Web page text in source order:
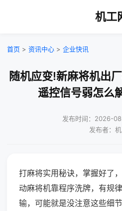
机工
首页 > 资讯中心 > 企业快讯
随机应变!新麻将机出
遥控信号弱怎么
发布时间：2026-
发布者：
打麻将实用秘诀，掌握好了
动麻将机靠程序洗牌，有规
输，可能就是没注意这些细节